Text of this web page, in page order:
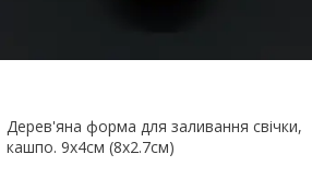
Дерев'яна форма для заливання свічки,
кашпо. 9х4см (8х2.7см)